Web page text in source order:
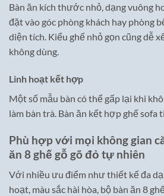
Bàn ăn kích thước nhỏ, dạng vuông
đặt vào góc phòng khách hay phòng
diện tích. Kiểu ghế nhỏ gọn cũng dễ
không dùng.
Linh hoạt kết hợp
Một số mẫu bàn có thể gấp lại khi
làm bàn trà. Bàn ăn kết hợp ghế sofa
Phù hợp với mọi không gian
ăn 8 ghế gỗ gõ đỏ tự nhiên
Với nhiều ưu điểm như thiết kế đa
hoạt, màu sắc hài hòa, bộ bàn ăn 8